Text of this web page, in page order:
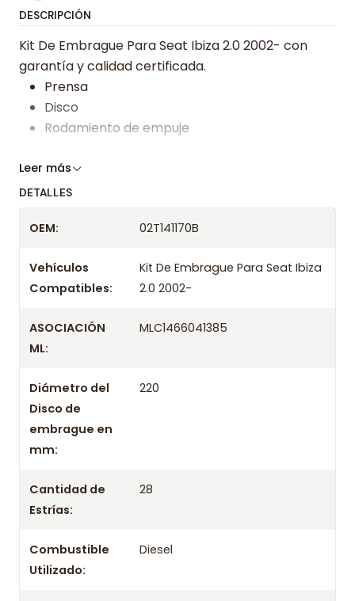
DESCRIPCIÓN
Kit De Embrague Para Seat Ibiza 2.0 2002- con
garantía y calidad certificada.
Prensa
Disco
Rodamiento de empuje
Somos especialistas en embragues desde 2019,
tienda previo correo de confirmación.
Leer más
DETALLES
OEM: 02T141170B
Vehículos
Compatibles:
Kit De Embrague Para Seat Ibiza
2.0 2002-
ASOCIACIÓN
ML:
MLC1466041385
Diámetro del
Disco de
embrague en
mm:
220
Cantidad de
Estrías:
28
Combustible
Utilizado:
Diesel